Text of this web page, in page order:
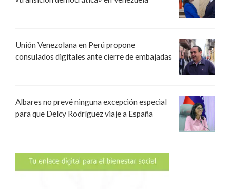
Unión Venezolana en Perú propone
consulados digitales ante cierre de embajadas
Albares no prevé ninguna excepción especial
para que Delcy Rodríguez viaje a España